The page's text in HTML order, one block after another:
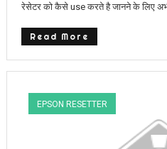
रेसेटर को कैसे use करते है जानने के लिए अभी
Read More
EPSON RESETTER